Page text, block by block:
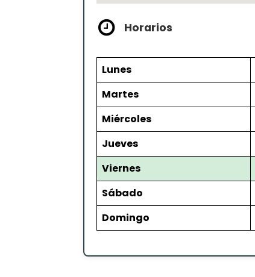
Horarios
Lunes
Martes
Miércoles
Jueves
Viernes
Sábado
Domingo